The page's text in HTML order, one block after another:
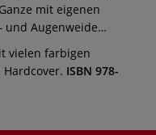
mit eigenen
und Augenweide…
vielen farbigen
ISBN 978-